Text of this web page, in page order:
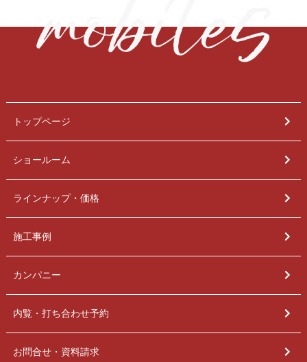
トップページ
ショールーム
ラインナップ・価格
施工事例
カンパニー
内覧・打ち合わせ予約
お問合せ・資料請求